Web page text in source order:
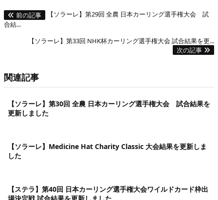
前の記事
【ソラーレ】第29回 全農 日本カーリング選手権大会 試
合結...
【ソラーレ】第33回 NHK杯カーリング選手権大会 試合結果を更...
次の記事
関連記事
【ソラーレ】第30回 全農 日本カーリング選手権大会 試合結果を
更新しました
【ソラーレ】Medicine Hat Charity Classic 大会結果を更新しま
した
【ステラ】第40回 日本カーリング選手権大会ワイルドカード枠出